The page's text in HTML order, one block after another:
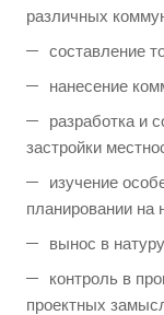
различных
составление
нанесение
разработка и
застройки
изучение
планировании на
вынос в
контроль в
проектных